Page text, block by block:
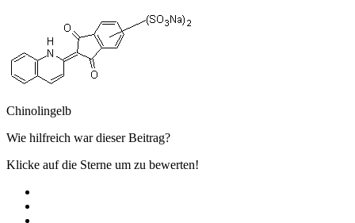
Chinolingelb
Wie hilfreich war dieser Beitrag?
Klicke auf die Sterne um zu bewerten!